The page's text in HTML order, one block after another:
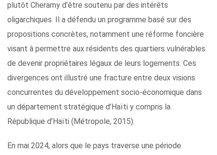
plutôt Cheramy d’être soutenu par des intérêts
oligarchiques. Il a défendu un programme basé sur des
propositions concrètes, notamment une réforme foncière
visant à permettre aux résidents des quartiers vulnérables
de devenir propriétaires légaux de leurs logements. Ces
divergences ont illustré une fracture entre deux visions
concurrentes du développement socio-économique dans
un département stratégique d’Haïti y compris la
République d’Haïti (Métropole, 2015).
En mai 2024, alors que le pays traverse une période